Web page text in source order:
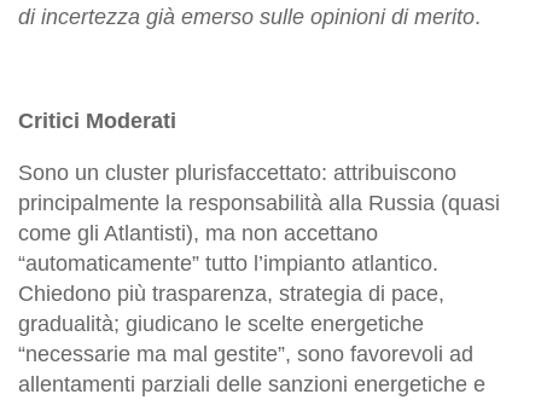
di incertezza già emerso sulle opinioni di merito.
Critici Moderati
Sono un cluster plurisfaccettato: attribuiscono
principalmente la responsabilità alla Russia (quasi
come gli Atlantisti), ma non accettano
“automaticamente” tutto l’impianto atlantico.
Chiedono più trasparenza, strategia di pace,
gradualità; giudicano le scelte energetiche
“necessarie ma mal gestite”, sono favorevoli ad
allentamenti parziali delle sanzioni energetiche e